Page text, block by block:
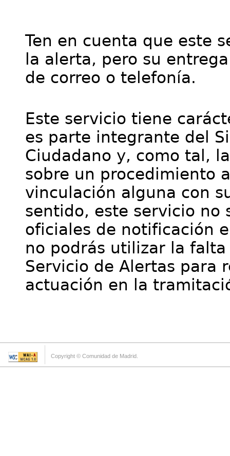
Ten en cuenta que este
la alerta, pero su
de correo o telefonía.
Este servicio tiene
es parte integrante del
Ciudadano y, como tal,
sobre un procedimiento
vinculación alguna con
sentido, este servicio no
oficiales de notificación
no podrás utilizar la
Servicio de Alertas para
actuación en la
Copyright © Comunidad de Madrid.